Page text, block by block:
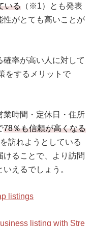
いる （※1）とも発表
性がとても高いことが
確率が高い人に対して
をするメリットで
業時間・定休日・住所
78％も信頼が高くなる
訪れようとしている
ることで、より訪問
えるでしょう。
listings
listing with Stre